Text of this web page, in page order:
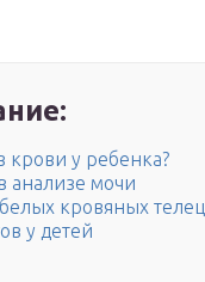
крови у ребенка?
анализе мочи
кровяных телец
у детей